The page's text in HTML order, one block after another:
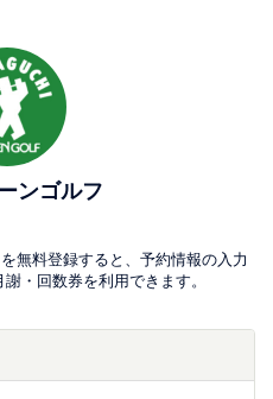
ンゴルフ
無料登録すると、予約情報の入力
・回数券を利用できます。